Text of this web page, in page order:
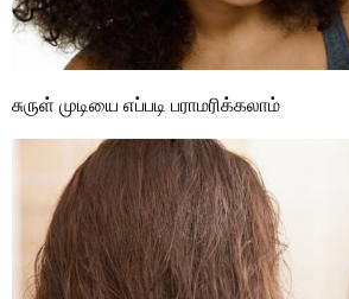
சுருள் முடியை எப்படி பராமரிக்கலாம்